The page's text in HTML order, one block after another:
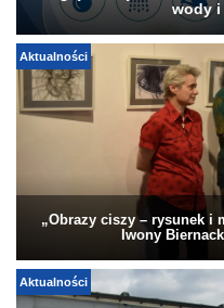
wody
Aktualności
„Obrazy ciszy – rysunek i
Iwony
Aktualności